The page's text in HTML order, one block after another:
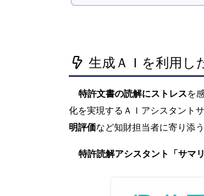
生成ＡＩを利用し
特許文書の読解にストレスを
化を実現するＡＩアシスタント
明評価など知財担当者に寄り添
特許読解アシスタント「サマリ